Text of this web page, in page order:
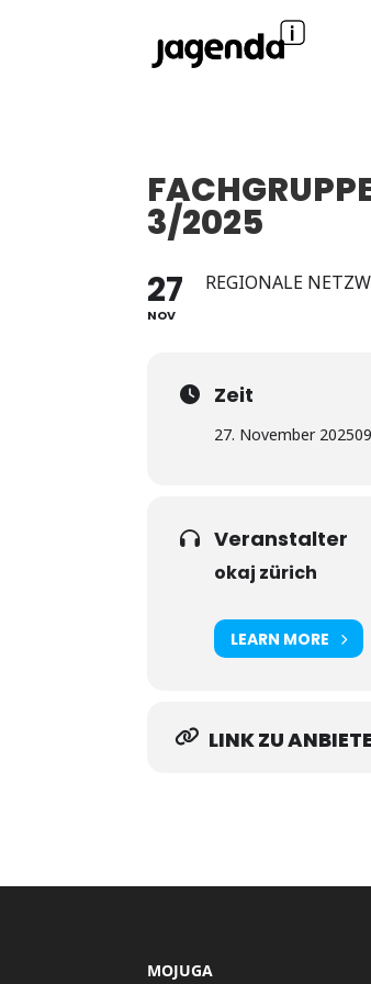
3/2025
27
NOV
REGIONALE
Zeit
27. November 2025
Veranstalter
okaj zürich
LEARN MORE
LINK ZU
MOJUGA